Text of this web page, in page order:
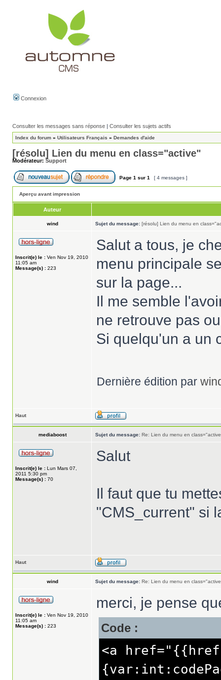
Connexion
Consulter les messages sans réponse | Consulter les sujets actifs
Index du forum » Utilisateurs Français » Demandes d'aide
[résolu] Lien du menu en class="active"
Modérateur: Support
Page 1 sur 1 [ 4 messages ]
Aperçu avant impression
Auteur
wind Sujet du message: [résolu] Lien du menu en
Inscrit(e) le : Ven Nov 19, 2010
11:05 am
Message(s) : 223
Salut a tous, je
menu principale
sur la page...
Il me semble
ne retrouve pas
Si quelqu'un a un
Dernière édition par
Haut
mediaboost Sujet du message: Re: Lien du menu en
Inscrit(e) le : Lun Mars 07,
2011 5:30 pm
Message(s) : 70
Salut
Il faut que tu
"CMS_current" si
Haut
wind Sujet du message: Re: Lien du menu en
Inscrit(e) le : Ven Nov 19, 2010
11:05 am
Message(s) : 223
merci, je pense
Code :
<a